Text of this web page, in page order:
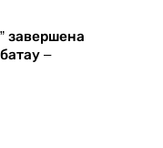
завершена
–